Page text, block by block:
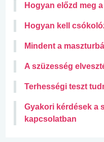
Hogyan előzd meg
Hogyan kell
Mindent a
A szüzesség
Terhességi teszt
Gyakori kérdések a
kapcsolatban